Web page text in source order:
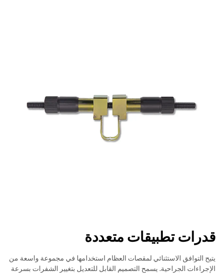
قدرات تطبيقات متعددة
يتيح التوافق الاستثنائي لمقصات العظام استخدامها في مجموعة واسعة من
الإجراءات الجراحية. يسمح التصميم القابل للتعديل بتغيير الشفرات بسرعة